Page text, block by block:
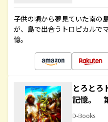
子供の頃から夢見ていた南の
が、島で出合うトロピカルで
憶。
とろと
記憶。
D-Books